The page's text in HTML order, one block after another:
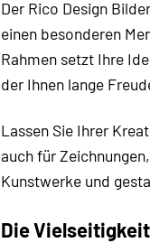
Der Rico Design
einen besonderen
Rahmen setzt Ihre
der Ihnen lange
Lassen Sie Ihrer
auch für
Kunstwerke und
Die